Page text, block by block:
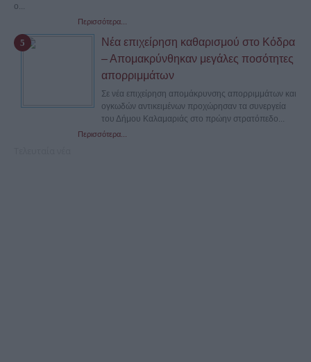
ο...
Περισσότερα...
Νέα επιχείρηση καθαρισμού στο Κόδρα
– Απομακρύνθηκαν μεγάλες ποσότητες
απορριμμάτων
Σε νέα επιχείρηση απομάκρυνσης απορριμμάτων και
ογκωδών αντικειμένων προχώρησαν τα συνεργεία
του Δήμου Καλαμαριάς στο πρώην στρατόπεδο...
Περισσότερα...